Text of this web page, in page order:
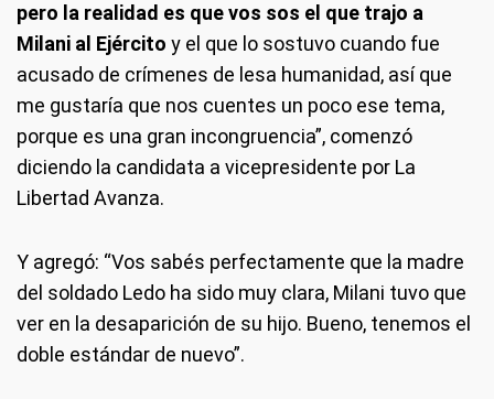
pero la realidad es que vos sos el que trajo a
Milani al Ejército y el que lo sostuvo cuando fue
acusado de crímenes de lesa humanidad, así que
me gustaría que nos cuentes un poco ese tema,
porque es una gran incongruencia”, comenzó
diciendo la candidata a vicepresidente por La
Libertad Avanza.
Y agregó: “Vos sabés perfectamente que la madre
del soldado Ledo ha sido muy clara, Milani tuvo que
ver en la desaparición de su hijo. Bueno, tenemos el
doble estándar de nuevo”.